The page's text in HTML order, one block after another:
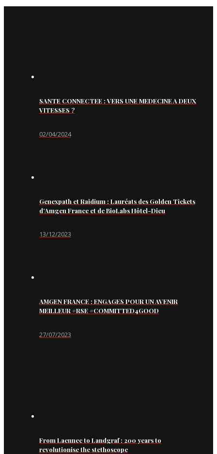
SANTE CONNECTEE : VERS UNE MEDECINE A DEUX
VITESSES ?
02/04/2024
Genexpath et Raidium : Lauréats des Golden Tickets
d’Amgen France et de BioLabs Hôtel-Dieu
13/12/2023
AMGEN FRANCE : ENGAGES POUR UN AVENIR
MEILLEUR #RSE #COMMITTED4GOOD
27/07/2023
From Laennec to Landgraf : 200 years to
revolutionise the stethoscope